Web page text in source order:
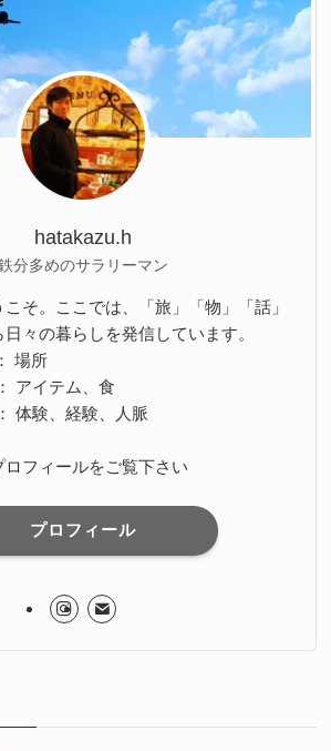
hatakazu.h
分多めのサラリーマン
そ。ここでは、「旅」「物」「話」
々の暮らしを発信しています。
場所
アイテム、食
体験、経験、人脈
フィールをご覧下さい
プロフィール